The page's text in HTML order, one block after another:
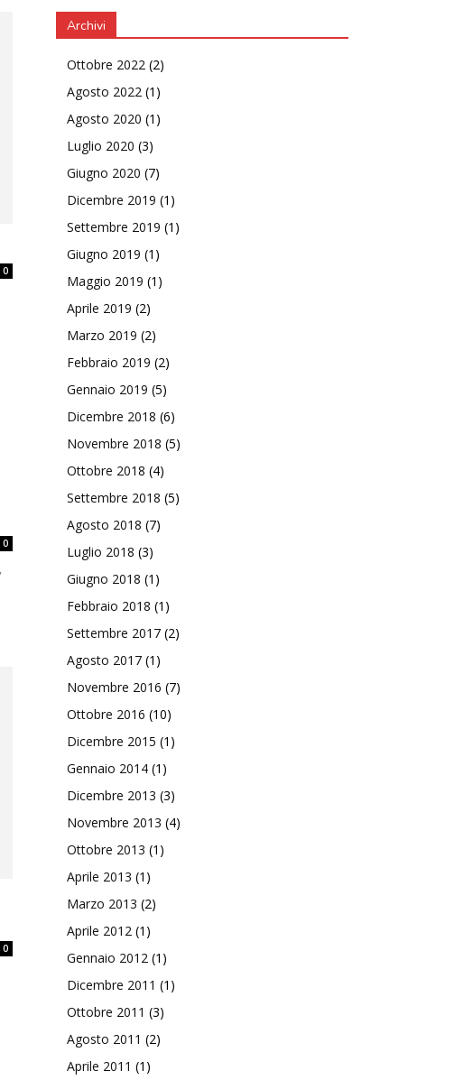
0
0
0
Archivi
Ottobre 2022 (2)
Agosto 2022 (1)
Agosto 2020 (1)
Luglio 2020 (3)
Giugno 2020 (7)
Dicembre 2019 (1)
Settembre 2019 (1)
Giugno 2019 (1)
Maggio 2019 (1)
Aprile 2019 (2)
Marzo 2019 (2)
Febbraio 2019 (2)
Gennaio 2019 (5)
Dicembre 2018 (6)
Novembre 2018 (5)
Ottobre 2018 (4)
Settembre 2018 (5)
Agosto 2018 (7)
Luglio 2018 (3)
Giugno 2018 (1)
Febbraio 2018 (1)
Settembre 2017 (2)
Agosto 2017 (1)
Novembre 2016 (7)
Ottobre 2016 (10)
Dicembre 2015 (1)
Gennaio 2014 (1)
Dicembre 2013 (3)
Novembre 2013 (4)
Ottobre 2013 (1)
Aprile 2013 (1)
Marzo 2013 (2)
Aprile 2012 (1)
Gennaio 2012 (1)
Dicembre 2011 (1)
Ottobre 2011 (3)
Agosto 2011 (2)
Aprile 2011 (1)